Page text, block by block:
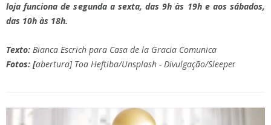
loja funciona de segunda a sexta, das 9h às 19h e aos sábados,
das 10h às 18h.
Texto: Bianca Escrich para Casa de la Gracia Comunica
Fotos: [abertura] Toa Heftiba/Unsplash - Divulgação/Sleeper